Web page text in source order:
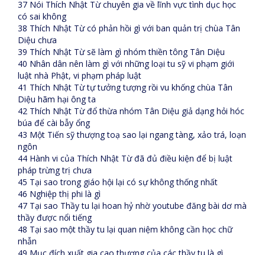
37 Nói Thích Nhật Từ chuyên gia về lĩnh vực tình dục học
có sai không
38 Thích Nhật Từ có phản hồi gì với ban quản trị chùa Tân
Diệu chưa
39 Thích Nhật Từ sẽ làm gì nhóm thiền tông Tân Diệu
40 Nhân dân nên làm gì với những loại tu sỹ vi phạm giới
luật nhà Phật, vi phạm pháp luật
41 Thích Nhật Từ tự tưởng tượng rồi vu khống chùa Tân
Diệu hãm hại ông ta
42 Thích Nhật Từ đổ thừa nhóm Tân Diệu giả dạng hỏi hóc
búa để cài bẫy ổng
43 Một Tiến sỹ thượng toạ sao lại ngang tàng, xảo trá, loạn
ngôn
44 Hành vi của Thích Nhật Từ đã đủ điều kiện để bị luật
pháp trừng trị chưa
45 Tại sao trong giáo hội lại có sự không thống nhất
46 Nghiệp thị phi là gì
47 Tại sao Thầy tu lại hoan hỷ nhờ youtube đăng bài dơ mà
thầy được nổi tiếng
48 Tại sao một thầy tu lại quan niệm không cần học chữ
nhẫn